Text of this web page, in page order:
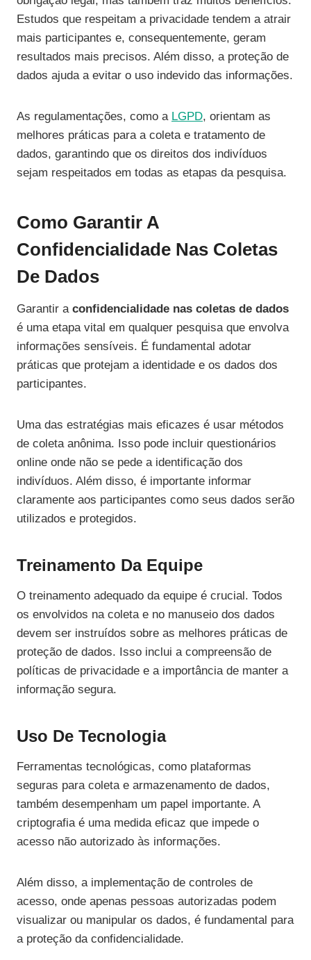
Estudos que respeitam a privacidade tendem a atrair
mais participantes e, consequentemente, geram
resultados mais precisos. Além disso, a proteção de
dados ajuda a evitar o uso indevido das informações.
As regulamentações, como a LGPD, orientam as
melhores práticas para a coleta e tratamento de
dados, garantindo que os direitos dos indivíduos
sejam respeitados em todas as etapas da pesquisa.
Como Garantir A
Confidencialidade Nas Coletas
De Dados
Garantir a confidencialidade nas coletas de dados
é uma etapa vital em qualquer pesquisa que envolva
informações sensíveis. É fundamental adotar
práticas que protejam a identidade e os dados dos
participantes.
Uma das estratégias mais eficazes é usar métodos
de coleta anônima. Isso pode incluir questionários
online onde não se pede a identificação dos
indivíduos. Além disso, é importante informar
claramente aos participantes como seus dados serão
utilizados e protegidos.
Treinamento Da Equipe
O treinamento adequado da equipe é crucial. Todos
os envolvidos na coleta e no manuseio dos dados
devem ser instruídos sobre as melhores práticas de
proteção de dados. Isso inclui a compreensão de
políticas de privacidade e a importância de manter a
informação segura.
Uso De Tecnologia
Ferramentas tecnológicas, como plataformas
seguras para coleta e armazenamento de dados,
também desempenham um papel importante. A
criptografia é uma medida eficaz que impede o
acesso não autorizado às informações.
Além disso, a implementação de controles de
acesso, onde apenas pessoas autorizadas podem
visualizar ou manipular os dados, é fundamental para
a proteção da confidencialidade.